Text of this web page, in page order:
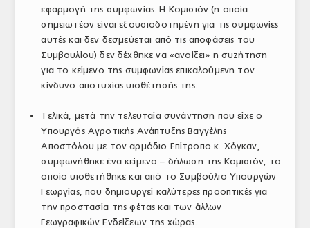
εφαρμογή της συμφωνίας. Η Κομισιόν (η οποία
σημειωτέον είναι εξουσιοδοτημένη για τις συμφωνίες
αυτές και δεν δεσμεύεται από τις αποφάσεις του
Συμβουλίου) δεν δέχθηκε να «ανοίξει» η συζήτηση
για το κείμενο της συμφωνίας επικαλούμενη τον
κίνδυνο αποτυχίας υιοθέτησής της.
Τελικά, μετά την τελευταία συνάντηση που είχε ο
Υπουργός Αγροτικής Ανάπτυξης Βαγγέλης
Αποστόλου με τον αρμόδιο Επίτροπο κ. Χόγκαν,
συμφωνήθηκε ένα κείμενο – δήλωση της Κομισιόν, το
οποίο υιοθετήθηκε και από το Συμβούλιο Υπουργών
Γεωργίας, που δημιουργεί καλύτερες προοπτικές για
την προστασία της φέτας και των άλλων
Γεωγραφικών Ενδείξεων της χώρας.